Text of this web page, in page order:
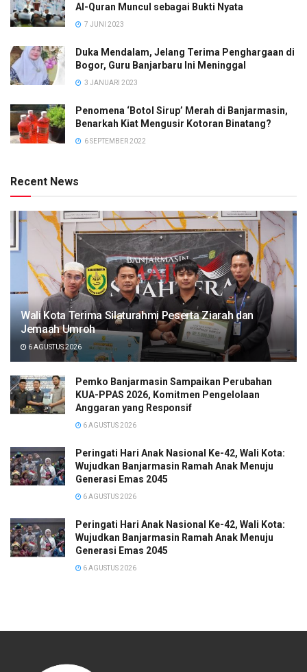
Al-Quran Muncul sebagai Bukti Nyata
7 JUNI 2023
Duka Mendalam, Jelang Terima Penghargaan di
Bogor, Guru Banjarbaru Ini Meninggal
3 JANUARI 2023
Penomena ‘Botol Sirup’ Merah di Banjarmasin,
Benarkah Kiat Mengusir Kotoran Binatang?
6 SEPTEMBER 2022
Recent News
Wali Kota Terima Silaturahmi Peserta Ziarah dan
Jemaah Umroh
6 AGUSTUS 2026
Pemko Banjarmasin Sampaikan Perubahan
KUA-PPAS 2026, Komitmen Pengelolaan
Anggaran yang Responsif
6 AGUSTUS 2026
Peringati Hari Anak Nasional Ke-42, Wali Kota:
Wujudkan Banjarmasin Ramah Anak Menuju
Generasi Emas 2045
6 AGUSTUS 2026
Peringati Hari Anak Nasional Ke-42, Wali Kota:
Wujudkan Banjarmasin Ramah Anak Menuju
Generasi Emas 2045
6 AGUSTUS 2026